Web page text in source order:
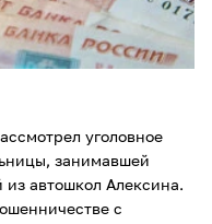
уголовное
занимавшей
из автошкол Алексина.
с